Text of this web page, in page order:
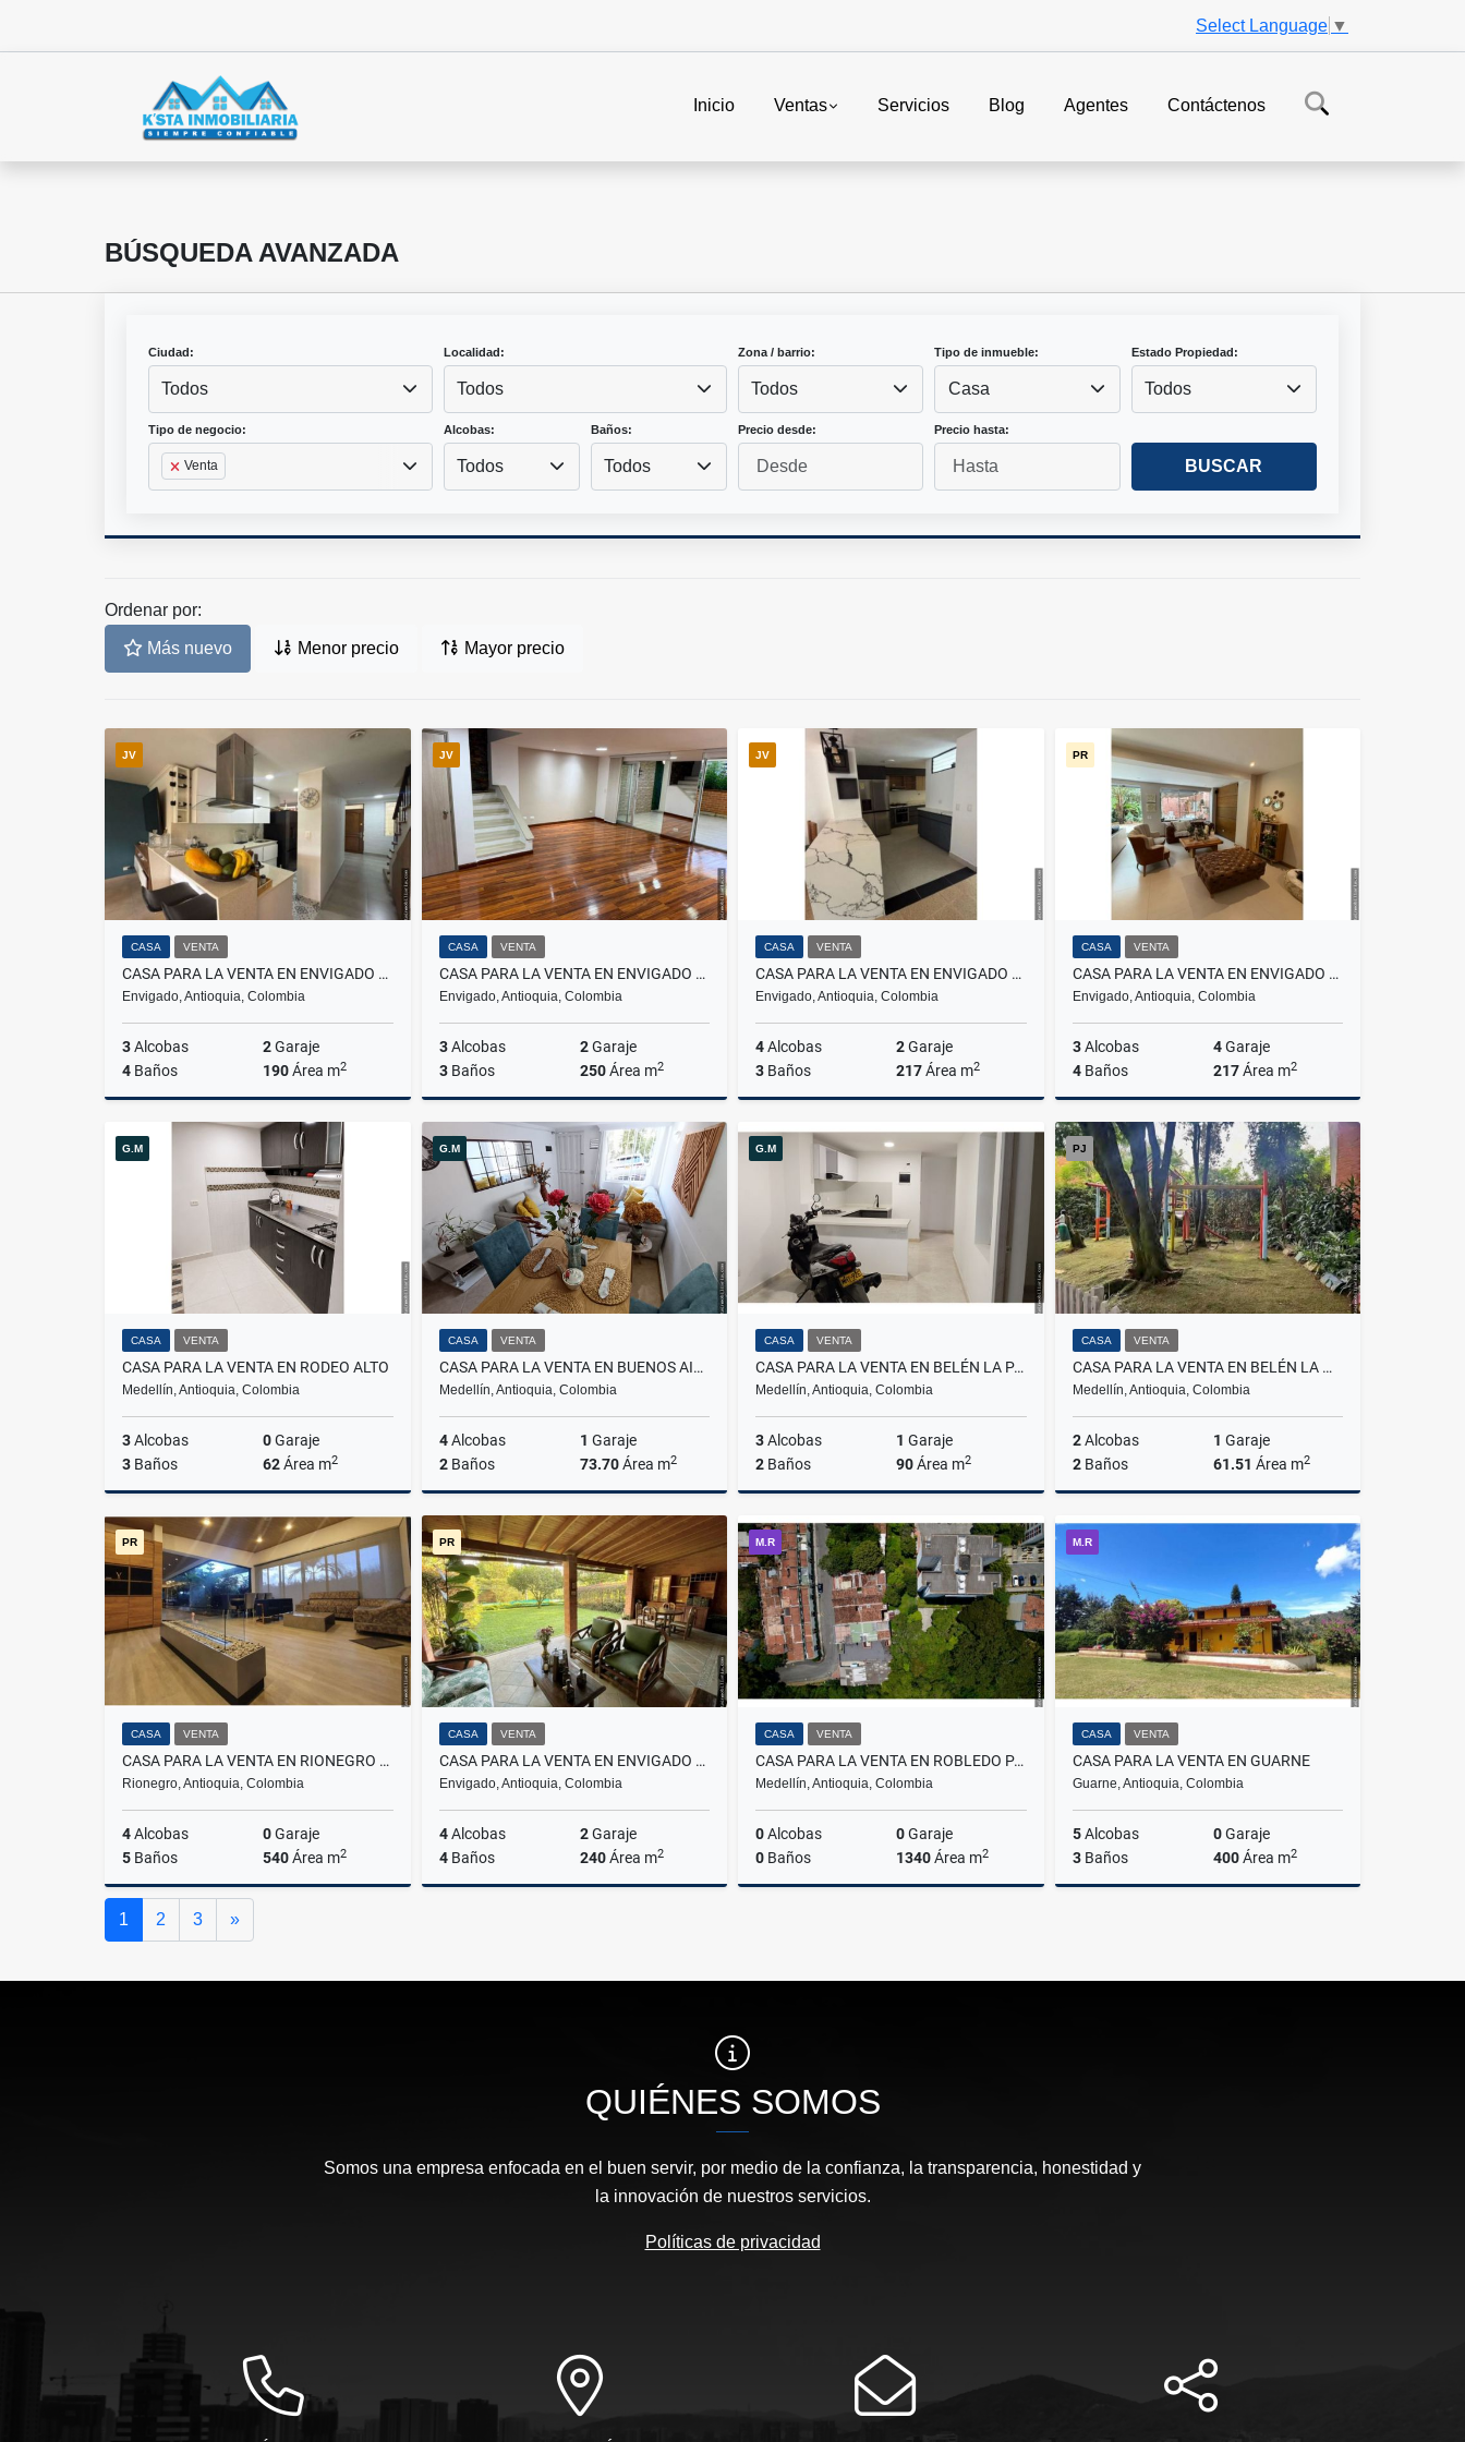
Select Language ▼
Inicio Ventas Servicios Blog Agentes Contáctenos
BÚSQUEDA AVANZADA
Ciudad:
Todos
Localidad:
Todos
Zona / barrio:
Todos
Tipo de inmueble:
Casa
Estado Propiedad:
Todos
Tipo de negocio:
Venta
Alcobas:
Todos
Baños:
Todos
Precio desde: Precio hasta:
BUSCAR
Ordenar por:
Más nuevo Menor precio Mayor precio
JV
CASA VENTA
CASA PARA LA VENTA EN ENVIGADO TRANSVERSAL LA INTERMEDIA
Envigado, Antioquia, Colombia
3Alcobas 2Garaje
4 Baños 190Área m2
$1.350.000.000
JV
CASA VENTA
CASA PARA LA VENTA EN ENVIGADO TRANSVERSAL INTERMEDIA
Envigado, Antioquia, Colombia
3Alcobas 2Garaje
3Baños 250Área m2
Venta
$1.330.000.000
JV
CASA VENTA
CASA PARA LA VENTA EN ENVIGADO TRANSVERSAL LA INTERMEDIA
Envigado, Antioquia, Colombia
4Alcobas 2Garaje
3 Baños 217Área m2
Venta
$1.100.000.000
PR
CASA VENTA
CASA PARA LA VENTA EN ENVIGADO LOMA DE BENEDICTINOS
Envigado, Antioquia, Colombia
3Alcobas 4Garaje
4Baños 217Área m2
Venta
$2.350.000.000
G.M
CASA VENTA
CASA PARA LA VENTA EN RODEO ALTO
Medellín, Antioquia, Colombia
3Alcobas 0Garaje
3 Baños 62Área m2
Venta
$420.000.000
G.M
CASA VENTA
CASA PARA LA VENTA EN BUENOS AIRES
Medellín, Antioquia, Colombia
4Alcobas 1 Garaje
2Baños 73.70Área m2
Venta
$400.000.000
G.M
CASA VENTA
CASA PARA LA VENTA EN BELÉN LA PALMA
Medellín, Antioquia, Colombia
3Alcobas 1 Garaje
2 Baños 90Área m2
Venta
$660.000.000
PJ
CASA VENTA
CASA PARA LA VENTA EN BELÉN LA MOTA
Medellín, Antioquia, Colombia
2Alcobas 1 Garaje
2Baños 61.51 Área m2
Venta
$470.000.000
PR
CASA VENTA
CASA PARA LA VENTA EN RIONEGRO LLANO GRANDE
Rionegro, Antioquia, Colombia
4Alcobas 0Garaje
5 Baños 540Área m2
PR
CASA VENTA
CASA PARA LA VENTA EN ENVIGADO LA SEBASTIANA
Envigado, Antioquia, Colombia
4Alcobas 2Garaje
4Baños 240Área m2
M.R
CASA VENTA
CASA PARA LA VENTA EN ROBLEDO PARTE BAJA
Medellín, Antioquia, Colombia
0Alcobas 0Garaje
0 Baños 1340Área m2
M.R
CASA VENTA
CASA PARA LA VENTA EN GUARNE
Guarne, Antioquia, Colombia
5Alcobas 0Garaje
3Baños 400Área m2
1 2 3 »Siguiente
QUIÉNES SOMOS
Somos una empresa enfocada en el buen servir, por medio de la confianza, la transparencia, honestidad y
la innovación de nuestros servicios.
Políticas de privacidad